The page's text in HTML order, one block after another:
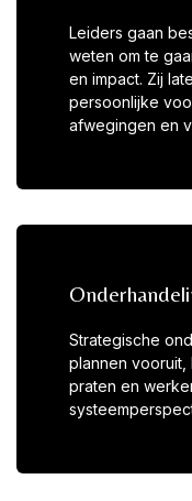
Leiders gaan
weten om te
en impact. Zij
persoonlijke
afwegingen en
Strategische
plannen vooruit,
praten en